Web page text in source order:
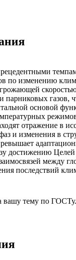
по изменению
газов,
основой
отражение в
и изменения в
достижению
между
последствий
вашу тему по ГОСТу.